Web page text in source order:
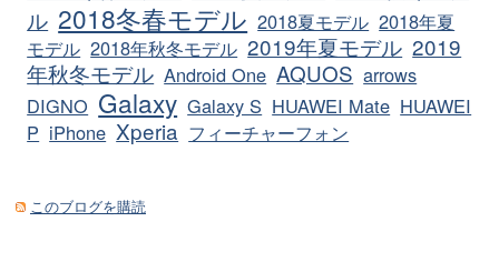
ル 2018冬春モデル 2018夏モデル 2018年夏
モデル 2018年秋冬モデル 2019年夏モデル 2019
年秋冬モデル Android One AQUOS arrows
DIGNO Galaxy Galaxy S HUAWEI Mate HUAWEI
P iPhone Xperia フィーチャーフォン
このブログを購読